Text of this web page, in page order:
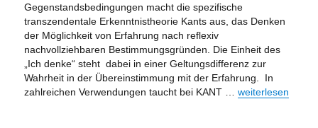
Gegenstandsbedingungen macht die spezifische
transzendentale Erkenntnistheorie Kants aus, das Denken
der Möglichkeit von Erfahrung nach reflexiv
nachvollziehbaren Bestimmungsgründen. Die Einheit des
„Ich denke“ steht dabei in einer Geltungsdifferenz zur
Wahrheit in der Übereinstimmung mit der Erfahrung. In
zahlreichen Verwendungen taucht bei KANT …„Die Einheit des
weiterlesen